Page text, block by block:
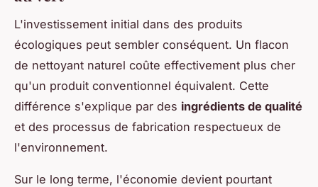
L'investissement initial dans des produits
écologiques peut sembler conséquent. Un flacon
de nettoyant naturel coûte effectivement plus cher
qu'un produit conventionnel équivalent. Cette
différence s'explique par des ingrédients de qualité
et des processus de fabrication respectueux de
l'environnement.
Sur le long terme, l'économie devient pourtant